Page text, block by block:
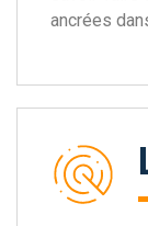
ancrées